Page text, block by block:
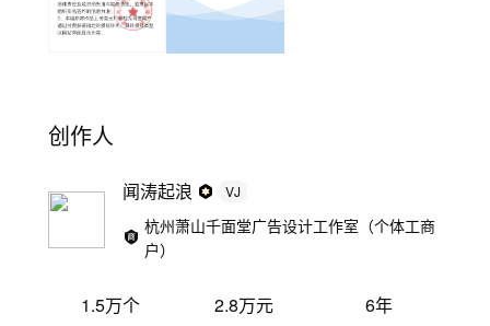
创作人
闻涛起浪 VJ
杭州萧山千面堂广告设计工作室（个体工商
户）
1.5万个 2.8万元 6年